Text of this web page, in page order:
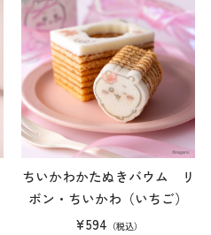
ちいかわかたぬきバウム リ
ボン・ちいかわ（いちご）
¥594 （税込）